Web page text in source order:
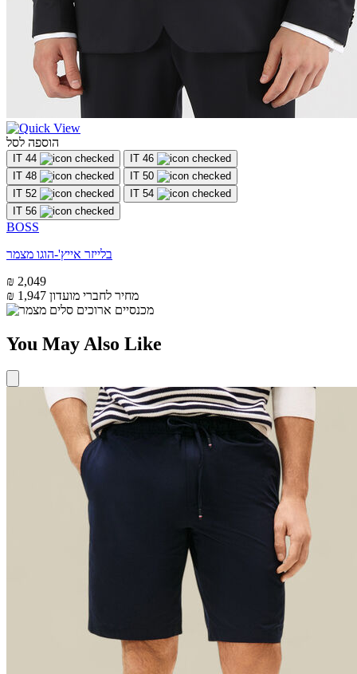
הוספה לסל
IT 44
IT 46
IT 48
IT 50
IT 52
IT 54
IT 56
BOSS
בלייזר אייץ'-הוגו מצמר
₪ 2,049
₪ 1,947 מחיר לחברי מועדון
You May Also Like